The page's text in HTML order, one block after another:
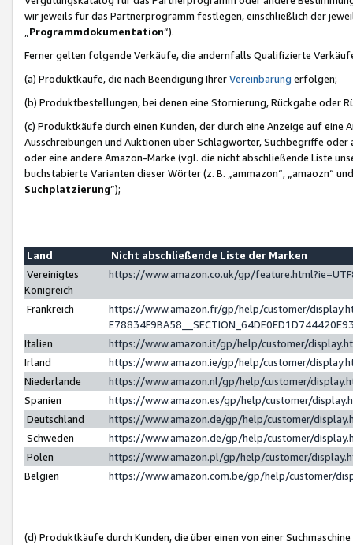
wir jeweils für das Partnerprogramm festlegen, einschließlich der
Programmdokumentation“).
Ferner gelten folgende Verkäufe, die andernfalls Qualifizierte
(a) Produktkäufe, die nach Beendigung IhrerVereinbarung erfolgen;
(b) Produktbestellungen, bei denen eine Stornierung, Rückgabe oder
(c) Produktkäufe durch einen Kunden, der durch eine Anzeige auf
Ausschreibungen und Auktionen über Schlagwörter, Suchbegriffe
oder eine andere Amazon-Marke (vgl. die nicht abschließende Liste
buchstabierte Varianten dieser Wörter (z. B. „ammazon“, „amaozn“
Suchplatzierung”);
Land
Nicht abschließende Liste der Marken
Vereinigtes
Königreich
https://www.amazon.co.uk/gp/
Frankreich
https://www.amazon.fr/gp/help/customer/
Italien
https://www.amazon.it/gp/help/customer/
Irland
https://www.amazon.ie/gp/help/customer/
Niederlande
https://www.amazon.nl/gp/help/customer/
Spanien
https://www.amazon.es/gp/help/customer/
Deutschland
https://www.amazon.de/gp/help/customer/
Schweden
https://www.amazon.de/gp/help/customer/
Polen
https://www.amazon.pl/gp/help/customer/
Belgien
https://www.amazon.com.be/gp/help/customer/
(d) Produktkäufe durch Kunden, die über einen von einer